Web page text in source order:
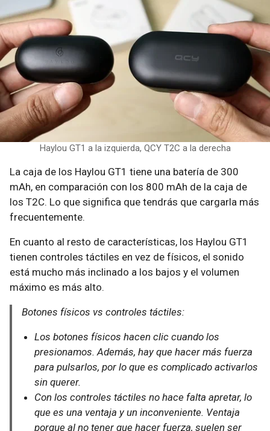
Haylou GT1 a la izquierda, QCY T2C a la derecha
La caja de los Haylou GT1 tiene una batería de 300
mAh, en comparación con los 800 mAh de la caja de
los T2C. Lo que significa que tendrás que cargarla más
frecuentemente.
En cuanto al resto de características, los Haylou GT1
tienen controles táctiles en vez de físicos, el sonido
está mucho más inclinado a los bajos y el volumen
máximo es más alto.
Botones físicos vs controles táctiles:
Los botones físicos hacen clic cuando los
presionamos. Además, hay que hacer más fuerza
para pulsarlos, por lo que es complicado activarlos
sin querer.
Con los controles táctiles no hace falta apretar, lo
que es una ventaja y un inconveniente. Ventaja
porque al no tener que hacer fuerza, suelen ser